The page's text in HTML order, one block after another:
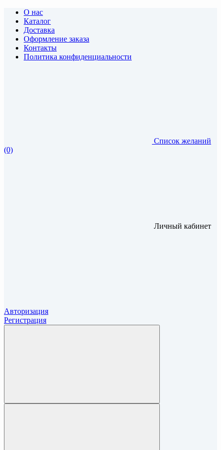
О нас
Каталог
Доставка
Оформление заказа
Контакты
Политика конфиденциальности
Список желаний
(0)
Личный кабинет
Авторизация
Регистрация